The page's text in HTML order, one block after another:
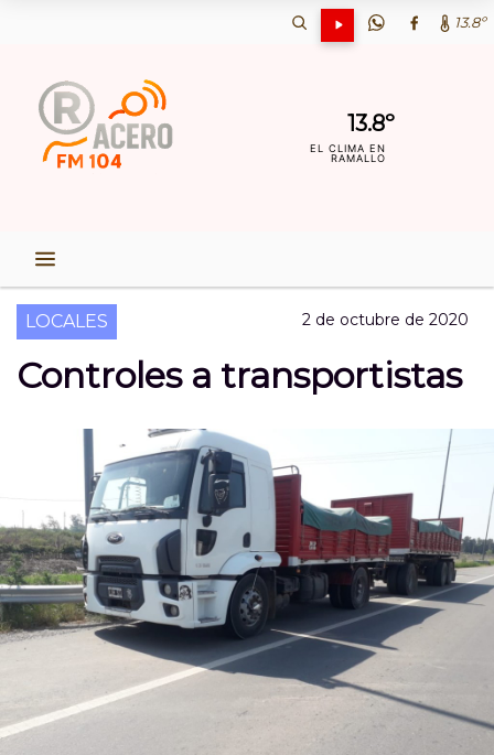
13.8º
13.8º
EL CLIMA EN
RAMALLO
LOCALES 2 de octubre de 2020
Controles a transportistas